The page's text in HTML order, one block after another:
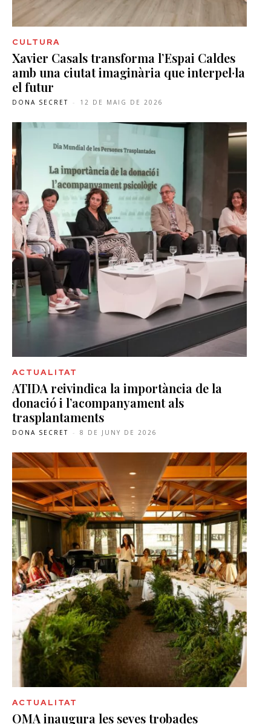
CULTURA
Xavier Casals transforma l’Espai Caldes
amb una ciutat imaginària que interpel·la
el futur
DONA SECRET - 12 DE MAIG DE 2026
ACTUALITAT
ATIDA reivindica la importància de la
donació i l’acompanyament als
trasplantaments
DONA SECRET - 8 DE JUNY DE 2026
ACTUALITAT
OMA inaugura les seves trobades